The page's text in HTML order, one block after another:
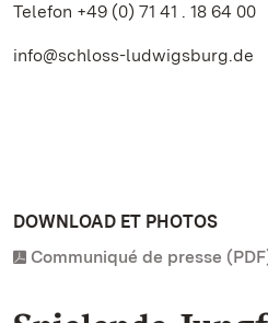
Telefon +49 (0) 71 41 . 18 64 00
info@schloss-ludwigsburg.de
DOWNLOAD ET PHOTOS
Communiqué de presse